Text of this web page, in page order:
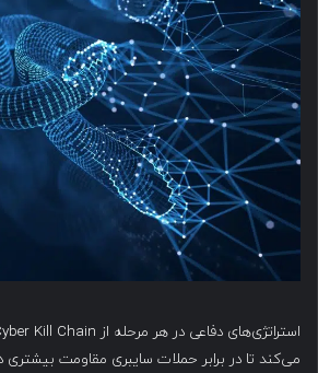
می‌کند تا در برابر حملات سایبری مقاومت بیشتری